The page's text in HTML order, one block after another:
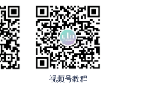
视频号教程